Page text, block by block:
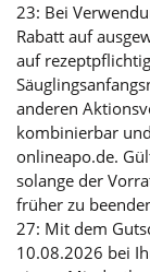
23: Bei
Rabatt auf
auf
anderen
kombinierbar
onlineapo.de.
solange der
früher zu
27: Mit dem
10.08.2026 bei